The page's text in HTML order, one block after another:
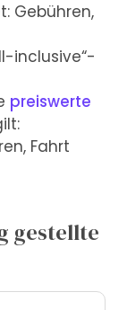
Gebühren,
inclusive“-
preiswerte
Fahrt
gestellte